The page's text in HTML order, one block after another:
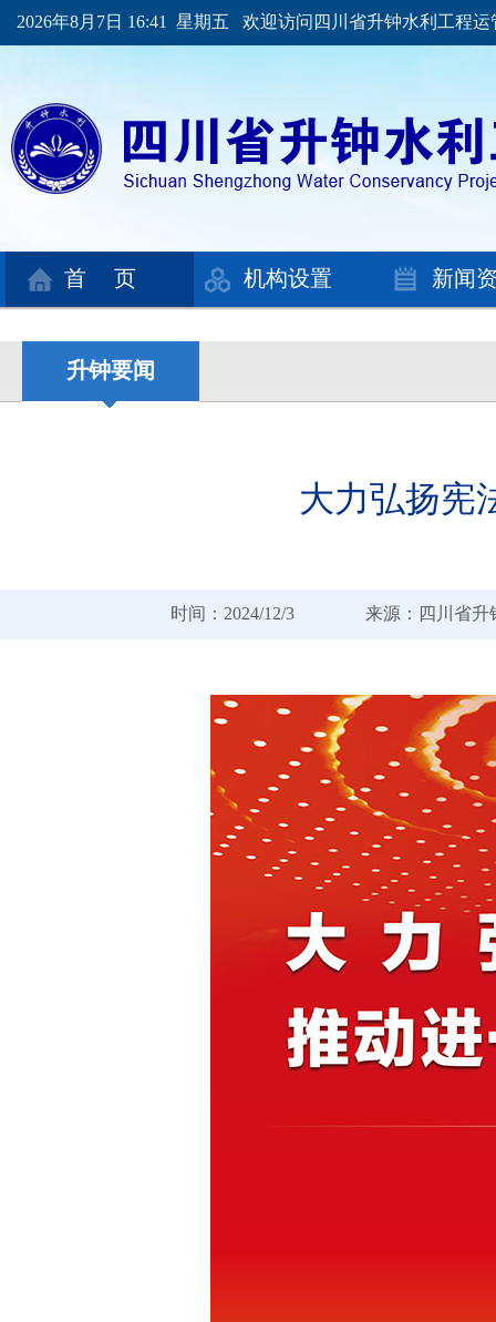
2026年8月7日 16:41 星期五 欢迎访问四川省升钟水利工程运
首 页 机构设置 新闻
升钟要闻
大力弘扬宪
时间：2024/12/3 来源：四川